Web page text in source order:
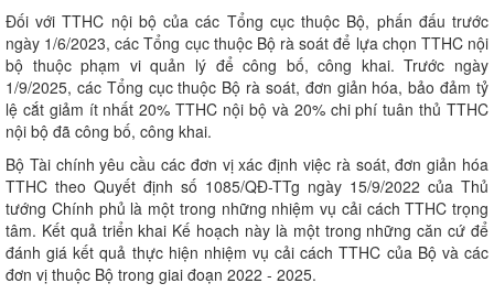
Đối với TTHC nội bộ của các Tổng cục thuộc Bộ, phấn đấu trước
ngày 1/6/2023, các Tổng cục thuộc Bộ rà soát để lựa chọn TTHC nội
bộ thuộc phạm vi quản lý để công bố, công khai. Trước ngày
1/9/2025, các Tổng cục thuộc Bộ rà soát, đơn giản hóa, bảo đảm tỷ
lệ cắt giảm ít nhất 20% TTHC nội bộ và 20% chi phí tuân thủ TTHC
nội bộ đã công bố, công khai.
Bộ Tài chính yêu cầu các đơn vị xác định việc rà soát, đơn giản hóa
TTHC theo Quyết định số 1085/QĐ-TTg ngày 15/9/2022 của Thủ
tướng Chính phủ là một trong những nhiệm vụ cải cách TTHC trọng
tâm. Kết quả triển khai Kế hoạch này là một trong những căn cứ để
đánh giá kết quả thực hiện nhiệm vụ cải cách TTHC của Bộ và các
đơn vị thuộc Bộ trong giai đoạn 2022 - 2025.